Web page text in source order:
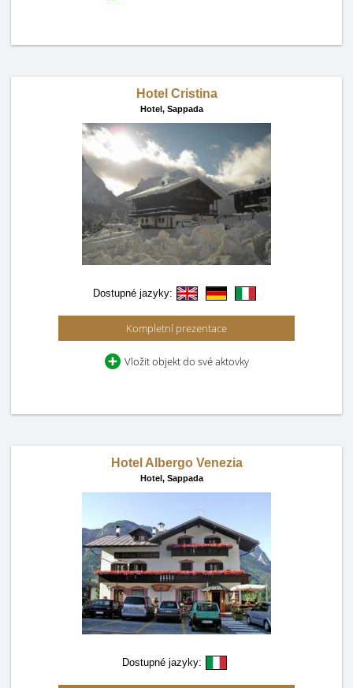
Hotel Cristina
Hotel, Sappada
Dostupné jazyky:
Kompletní prezentace
Vložit objekt do své aktovky
Hotel Albergo Venezia
Hotel, Sappada
Dostupné jazyky: